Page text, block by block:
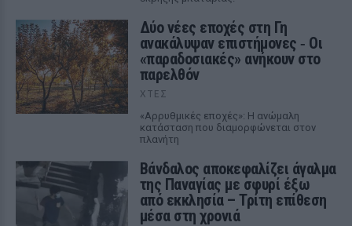
Δύο νέες εποχές στη Γη
ανακάλυψαν επιστήμονες ‑ Oι
«παραδοσιακές» ανήκουν στο
παρελθόν
ΧΤΕΣ
«Αρρυθμικές εποχές»: Η ανώμαλη
κατάσταση που διαμορφώνεται στον
πλανήτη
Βάνδαλος αποκεφαλίζει άγαλμα
της Παναγίας με σφυρί έξω
από εκκλησία – Τρίτη επίθεση
μέσα στη χρονιά